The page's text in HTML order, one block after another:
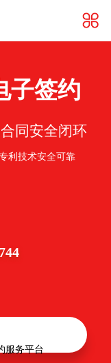
子签约
同安全闭环
利技术安全可靠
服务平台